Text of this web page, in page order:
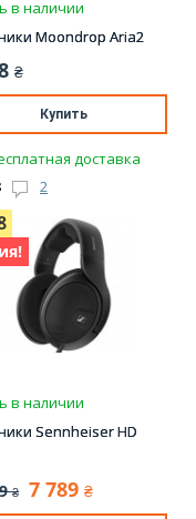
в наличии
Moondrop Aria2
₴
Купить
доставка
2
в наличии
Sennheiser HD
₴ 7 789 ₴